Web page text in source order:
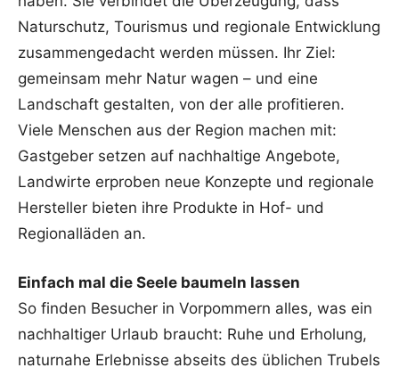
Naturschutz, Tourismus und regionale Entwicklung
zusammengedacht werden müssen. Ihr Ziel:
gemeinsam mehr Natur wagen – und eine
Landschaft gestalten, von der alle profitieren.
Viele Menschen aus der Region machen mit:
Gastgeber setzen auf nachhaltige Angebote,
Landwirte erproben neue Konzepte und regionale
Hersteller bieten ihre Produkte in Hof- und
Regionalläden an.
Einfach mal die Seele baumeln lassen
So finden Besucher in Vorpommern alles, was ein
nachhaltiger Urlaub braucht: Ruhe und Erholung,
naturnahe Erlebnisse abseits des üblichen Trubels